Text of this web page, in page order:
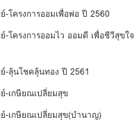
-โครงการออมเพื่อพ่อ ปี 2560
-โครงการออมไว ออมดี เพื่อชีวีสุขใจ
-ลุ้นโชคลุ้นทอง ปี 2561
-เกษียณเปลี่ยมสุข
-เกษียณเปลี่ยมสุข(บำนาญ)